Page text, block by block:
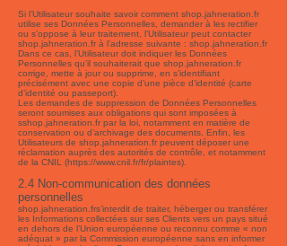
Si l’Utilisateur souhaite savoir comment shop.jahneration.fr
utilise ses Données Personnelles, demander à les rectifier
ou s’oppose à leur traitement, l’Utilisateur peut contacter
shop.jahneration.fr à l’adresse suivante : shop.jahneration.fr
Dans ce cas, l’Utilisateur doit indiquer les Données
Personnelles qu’il souhaiterait que shop.jahneration.fr
corrige, mette à jour ou supprime, en s’identifiant
précisément avec une copie d’une pièce d’identité (carte
d’identité ou passeport).
Les demandes de suppression de Données Personnelles
seront soumises aux obligations qui sont imposées à
sshop.jahneration.fr par la loi, notamment en matière de
conservation ou d’archivage des documents. Enfin, les
Utilisateurs de shop.jahneration.fr peuvent déposer une
réclamation auprès des autorités de contrôle, et notamment
de la CNIL (https://www.cnil.fr/fr/plaintes).
2.4 Non-communication des données
personnelles
shop.jahneration.frs’interdit de traiter, héberger ou transférer
les Informations collectées sur ses Clients vers un pays situé
en dehors de l’Union européenne ou reconnu comme « non
adéquat » par la Commission européenne sans en informer